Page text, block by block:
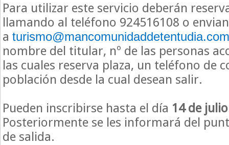
Para utilizar este servicio deberán
llamando al teléfono 924516108 o
a turismo@mancomunidaddetentudia.com
nombre del titular, nº de las personas
las cuales reserva plaza, un teléfono de
población desde la cual desean salir.
Pueden inscribirse hasta el día 14de julio
Posteriormente se les informará del
de salida.